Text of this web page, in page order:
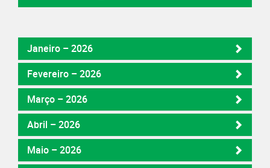
Janeiro – 2026
Fevereiro – 2026
Março – 2026
Abril – 2026
Maio – 2026